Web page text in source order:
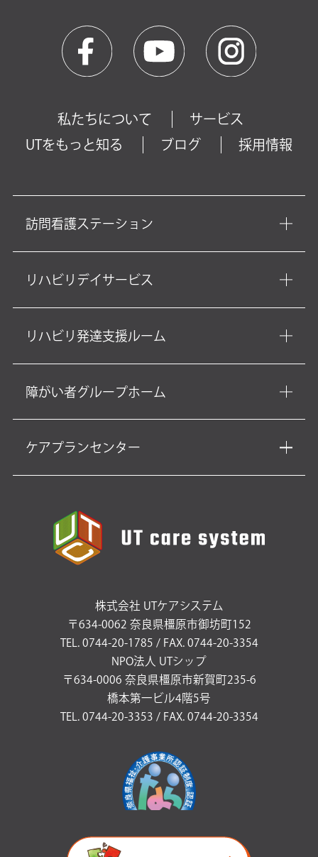
私たちについて
サービス
UTをもっと知る
ブログ 採用情報
訪問看護ステーション
リハビリデイサービス
リハビリ発達支援ルーム
障がい者グループホーム
ケアプランセンター
株式会社 UTケアシステム
〒634-0062 奈良県橿原市御坊町152
TEL. 0744-20-1785 / FAX. 0744-20-3354
NPO法人 UTシップ
〒634-0006 奈良県橿原市新賀町235-6
橋本第一ビル4階5号
TEL. 0744-20-3353 / FAX. 0744-20-3354